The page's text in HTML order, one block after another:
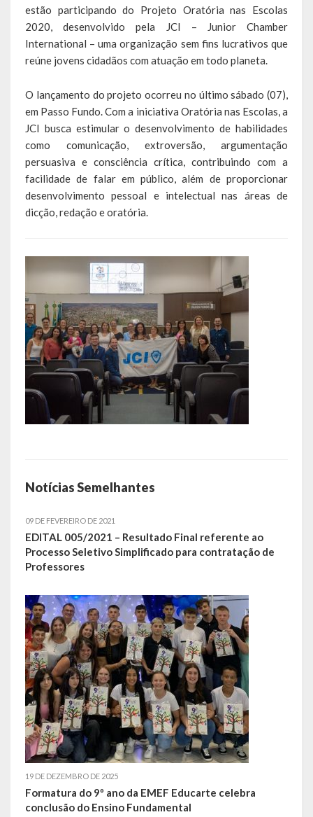
Escola Municipal De Ensino Fundamental Educarte
Escola Municipal De Ensino Fundamental João Alfredo Sachser
Agricultura
Fazenda
Obras e Viação
Saúde
Serviços Urbanos
ATOS NORMATIVOS
LEIS ORDINÁRIAS
LEIS COMPLEMENTARES
DECRETOS
Editais
Planos
Concursos
Termos de Compromisso
LRF
RGF – Relatório de Gestão Fiscal
RREO – Relatório Resumido da Execução Orçamentária
LOA – Lei Orçamentária Anual
RC – Relatório Circunstanciado
PPA – Plano Plurianual
estão participando do Projeto Oratória nas Escolas
2020, desenvolvido pela JCI – Junior Chamber
International – uma organização sem fins lucrativos que
reúne jovens cidadãos com atuação em todo planeta.
O lançamento do projeto ocorreu no último sábado (07),
em Passo Fundo. Com a iniciativa Oratória nas Escolas, a
JCI busca estimular o desenvolvimento de habilidades
como comunicação, extroversão, argumentação
persuasiva e consciência crítica, contribuindo com a
facilidade de falar em público, além de proporcionar
desenvolvimento pessoal e intelectual nas áreas de
dicção, redação e oratória.
Notícias Semelhantes
09 DE FEVEREIRO DE 2021
EDITAL 005/2021 – Resultado Final referente ao
Processo Seletivo Simplificado para contratação de
Professores
19 DE DEZEMBRO DE 2025
Formatura do 9º ano da EMEF Educarte celebra
conclusão do Ensino Fundamental